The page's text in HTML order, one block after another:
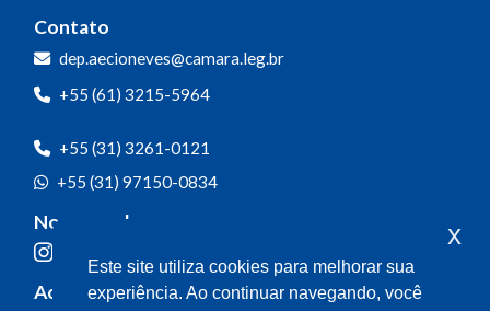
Contato
dep.aecioneves@camara.leg.br
+55 (61) 3215-5964
+55 (31) 3261-0121
+55 (31) 97150-0834
Nossas redes
Acompanhe o meu mandato
Este site utiliza cookies para melhorar sua
experiência. Ao continuar navegando, você
x